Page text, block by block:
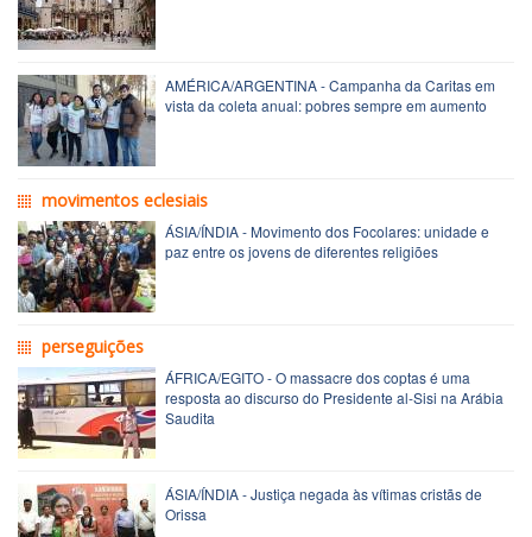
AMÉRICA/ARGENTINA - Campanha da Caritas em
vista da coleta anual: pobres sempre em aumento
movimentos eclesiais
ÁSIA/ÍNDIA - Movimento dos Focolares: unidade e
paz entre os jovens de diferentes religiões
perseguições
ÁFRICA/EGITO - O massacre dos coptas é uma
resposta ao discurso do Presidente al-Sisi na Arábia
Saudita
ÁSIA/ÍNDIA - Justiça negada às vítimas cristãs de
Orissa